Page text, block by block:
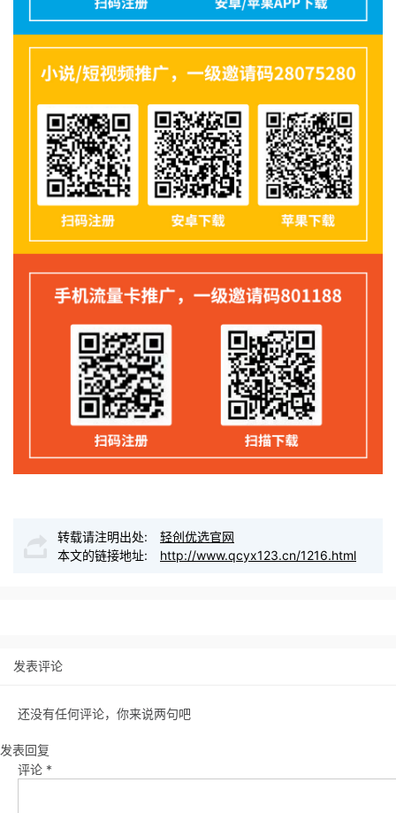
转载请注明出处:
轻创优选官网
本文的链接地址:
http://www.qcyx123.cn/1216.html
发表评论
还没有任何评论，你来说两句吧
发表回复
评论 *